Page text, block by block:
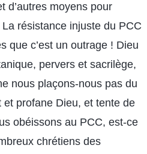
d’autres moyens pour
résistance injuste du PCC
que c’est un outrage ! Dieu
pervers et sacrilège,
nous plaçons-nous pas du
profane Dieu, et tente de
obéissons au PCC, est-ce
chrétiens des